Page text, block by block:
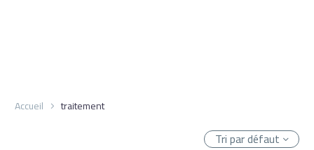
Accueil traitement
Tri par défaut